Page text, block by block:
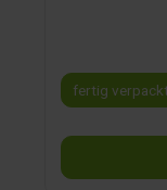
Tür weder
fertig verpackt